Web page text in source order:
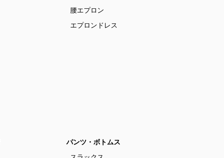
腰エプロン
エプロンドレス
パンツ・ボトムス